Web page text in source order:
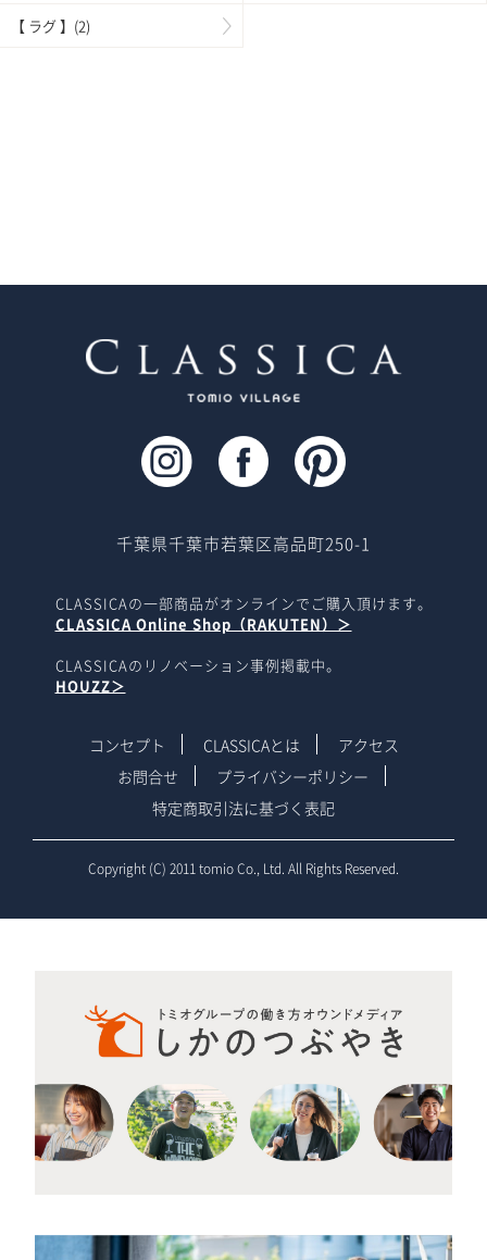
【 ラグ 】(2)
千葉県千葉市若葉区高品町250-1
CLASSICAの一部商品がオンラインでご購入頂けます。
CLASSICA Online Shop（RAKUTEN）＞
CLASSICAのリノベーション事例掲載中。
HOUZZ＞
コンセプト CLASSICAとは
アクセス
お問合せ
プライバシーポリシー
特定商取引法に基づく表記
Copyright (C) 2011 tomio Co., Ltd. All Rights Reserved.